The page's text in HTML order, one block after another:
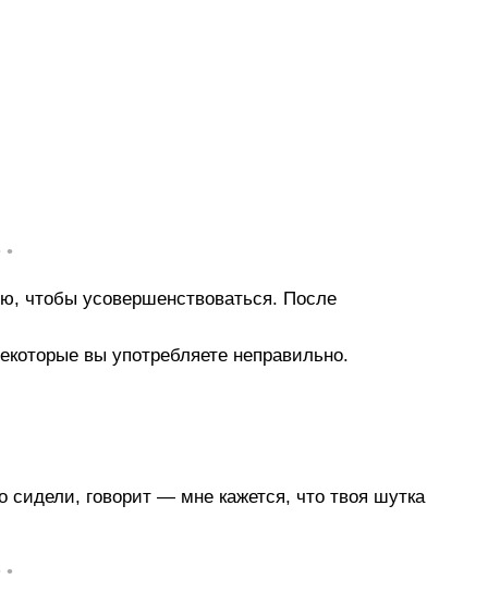
•
чтобы усовершенствоваться. После
вы употребляете неправильно.
говорит — мне кажется, что твоя шутка
•